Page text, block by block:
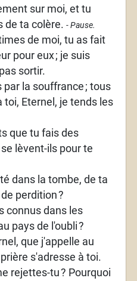
sur moi, et tu
de ta colère. - Pause.
de moi, tu as fait
pour eux; je suis
sortir.
la souffrance ; tous
toi, Eternel, je tends les
que tu fais des
lèvent-ils pour te
dans la tombe, de ta
perdition?
connus dans les
pays de l'oubli?
que j'appelle au
s'adresse à toi.
rejettes-tu? Pourquoi